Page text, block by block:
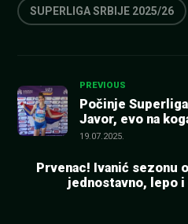
SUPERLIGA SRBIJE 2025/26
Kretanje
članka
PREVIOUS
Počinje
Javor, evo na
(SASTAVI)
19.07.2025.
Prvenac! Ivanić sezonu
jednostavno, lepo i